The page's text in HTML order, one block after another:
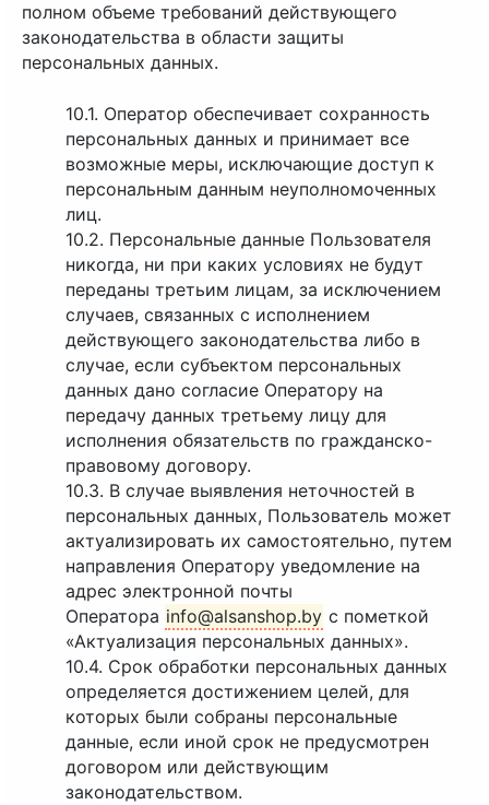
полном объеме требований действующего
законодательства в области защиты
персональных данных.
10.1. Оператор обеспечивает сохранность
персональных данных и принимает все
возможные меры, исключающие доступ к
персональным данным неуполномоченных
лиц.
10.2. Персональные данные Пользователя
никогда, ни при каких условиях не будут
переданы третьим лицам, за исключением
случаев, связанных с исполнением
действующего законодательства либо в
случае, если субъектом персональных
данных дано согласие Оператору на
передачу данных третьему лицу для
исполнения обязательств по гражданско-
правовому договору.
10.3. В случае выявления неточностей в
персональных данных, Пользователь может
актуализировать их самостоятельно, путем
направления Оператору уведомление на
адрес электронной почты
Оператора info@alsanshop.by с пометкой
«Актуализация персональных данных».
10.4. Срок обработки персональных данных
определяется достижением целей, для
которых были собраны персональные
данные, если иной срок не предусмотрен
договором или действующим
законодательством.